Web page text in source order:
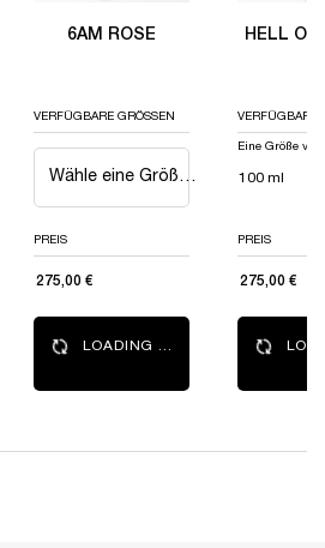
6AM ROSE HELL OF
VERFÜGBARE GRÖSSEN
Wähle eine Größe aus
VERFÜGBARE
Eine Größe
100 ml
PREIS
275,00 €
PREIS
275,00 €
LOADING ...